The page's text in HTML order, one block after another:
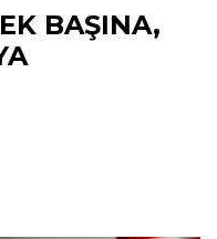
BAŞINA,